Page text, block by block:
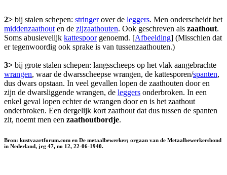
2> bij stalen schepen: stringerover de leggers. Men onderscheidt het
middenzaathout en de zijzaathouten. Ook geschreven als zaathout.
Soms abusievelijk kattespoorgenoemd. [Afbeelding] (Misschien dat
er tegenwoordig ook sprake is van tussenzaathouten.)
3> bij grote stalen schepen: langsscheeps op het vlak aangebrachte
wrangen, waar de dwarsscheepse wrangen, de kattesporen/spanten,
dus dwars opstaan. In veel gevallen lopen de zaathouten door en
zijn de dwarsliggende wrangen, de leggers onderbroken. In een
enkel geval lopen echter de wrangen door en is het zaathout
onderbroken. Een dergelijk kort zaathout dat dus tussen de spanten
zit, noemt men een zaathoutbordje.
Bron: kustvaartforum.com en De metaalbewerker; orgaan van de Metaalbewerkersbond
in Nederland, jrg 47, no 12, 22-06-1940.